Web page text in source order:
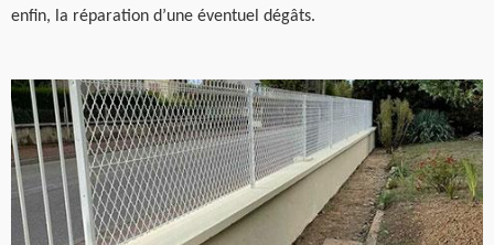
enfin, la réparation d’une éventuel dégâts.